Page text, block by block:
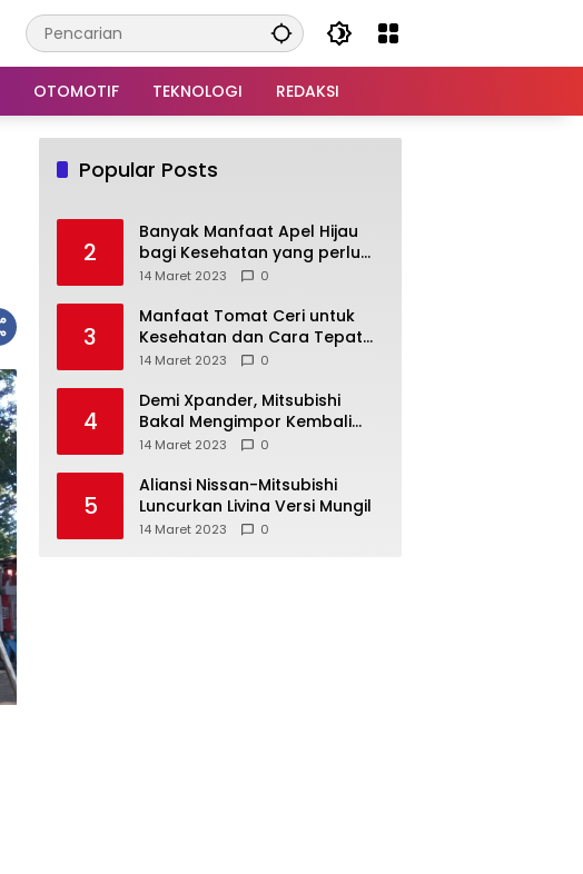
OTOMOTIF TEKNOLOGI REDAKSI
Popular Posts
2
Banyak Manfaat Apel Hijau
bagi Kesehatan yang perlu
Anda ketahui
14 Maret 2023 0
3
Manfaat Tomat Ceri untuk
Kesehatan dan Cara Tepat
Mengonsumsinya
14 Maret 2023 0
4
Demi Xpander, Mitsubishi
Bakal Mengimpor Kembali
Pajero Sport
14 Maret 2023 0
5
Aliansi Nissan-Mitsubishi
Luncurkan Livina Versi Mungil
14 Maret 2023 0